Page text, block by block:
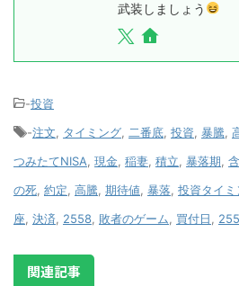
武装しましょう
-投資
-注文 タイミング 二番底 投資 暴騰
つみたてNISA 現金 稲妻 積立 暴落期
の死 約定 高騰 期待値 暴落 投資タイミ
座 決済 2558 敗者のゲーム 買付日
関連記事